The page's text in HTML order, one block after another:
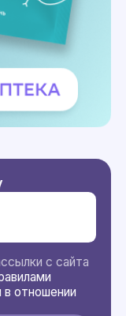
с сайта
в отношении